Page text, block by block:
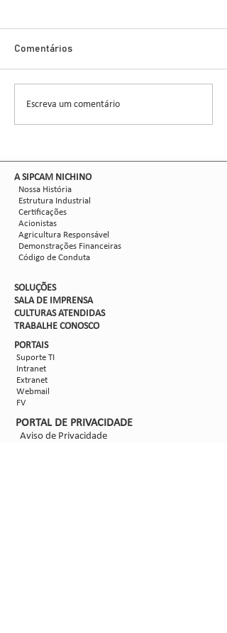
Nova safra de milho:
como mitigar as perdas
Comentários
Escreva um comentário
​A SIPCAM NICHINO
Nossa História
Estrutura Industrial
Certificações
Acionistas
Agricultura Responsável
Demonstrações Financeiras
Código de Conduta
SOLUÇÕES
SALA DE IMPRENSA
CULTURAS ATENDIDAS
TRABALHE CONOSCO
PORTAIS
Suporte TI
Intranet
Extranet
Webmail
FV
PORTAL DE PRIVACIDADE
Aviso de Privacidade